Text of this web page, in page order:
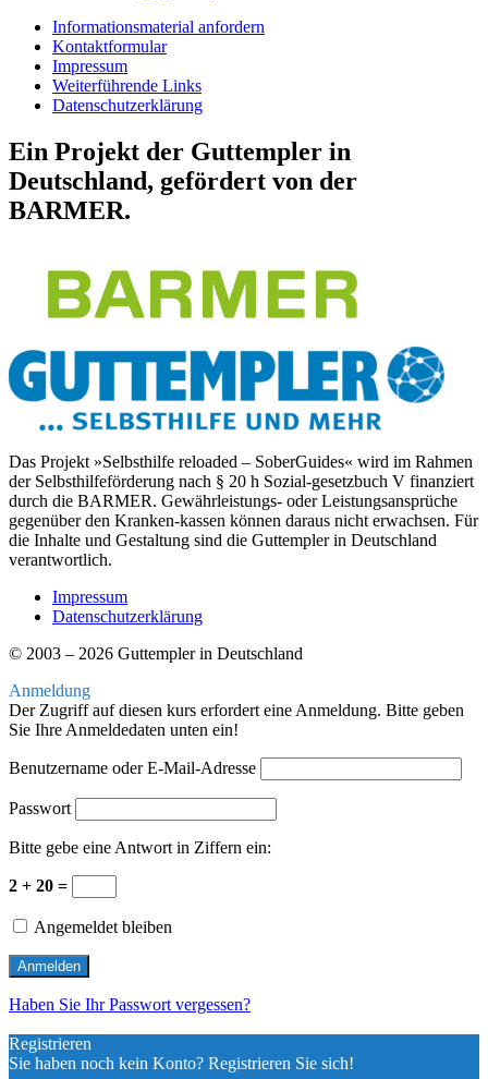
Informationsmaterial anfordern
Kontaktformular
Impressum
Weiterführende Links
Datenschutzerklärung
Ein Projekt der Guttempler in
Deutschland, gefördert von der
BARMER.
Das Projekt »Selbsthilfe reloaded – SoberGuides« wird im Rahmen
der Selbsthilfeförderung nach § 20 h Sozial-gesetzbuch V finanziert
durch die BARMER. Gewährleistungs- oder Leistungsansprüche
gegenüber den Kranken-kassen können daraus nicht erwachsen. Für
die Inhalte und Gestaltung sind die Guttempler in Deutschland
verantwortlich.
Impressum
Datenschutzerklärung
© 2003 – 2026 Guttempler in Deutschland
Anmeldung
Der Zugriff auf diesen kurs erfordert eine Anmeldung. Bitte geben
Sie Ihre Anmeldedaten unten ein!
Benutzername oder E-Mail-Adresse
Passwort
Bitte gebe eine Antwort in Ziffern ein:
2 + 20 =
Angemeldet bleiben
Haben Sie Ihr Passwort vergessen?
Registrieren
Sie haben noch kein Konto? Registrieren Sie sich!